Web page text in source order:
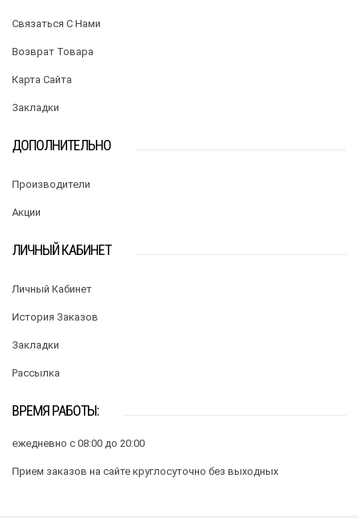
Связаться С Нами
Возврат Товара
Карта Сайта
Закладки
ДОПОЛНИТЕЛЬНО
Производители
Акции
ЛИЧНЫЙ КАБИНЕТ
Личный Кабинет
История Заказов
Закладки
Рассылка
ВРЕМЯ РАБОТЫ:
ежедневно с 08:00 до 20:00
Прием заказов на сайте круглосуточно без выходных